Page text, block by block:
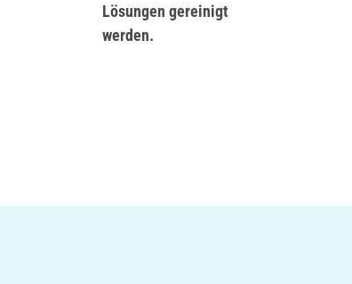
Lösungen gereinigt
werden.